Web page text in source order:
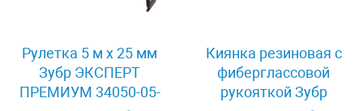
Рулетка 5 м x 25 мм
Зубр ЭКСПЕРТ
ПРЕМИУМ 34050-05-
Киянка резиновая с
фиберглассовой
рукояткой Зубр